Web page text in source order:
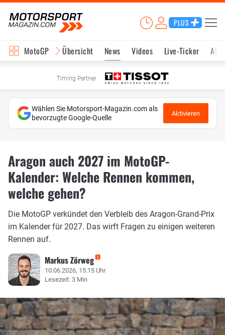
PLUS
MotoGP Übersicht News Videos Live-Ticker
Timing Partner
Wählen Sie Motorsport-Magazin.com als
bevorzugte Google-Quelle
Aktivieren
Aragon auch 2027 im MotoGP-
Kalender: Welche Rennen kommen,
welche gehen?
Die MotoGP verkündet den Verbleib des Aragon-Grand-Prix
im Kalender für 2027. Das wirft Fragen zu einigen weiteren
Rennen auf.
Markus Zörweg
10.06.2026, 15:15 Uhr
Lesezeit: 3 Min